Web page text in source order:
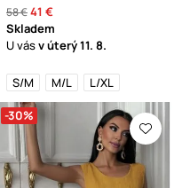
58 €41 €
Skladem
U vásv úterý11. 8.
S/M M/L L/XL
-30%